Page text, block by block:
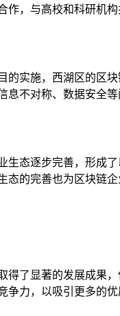
作，与高校和科研机
的实施，西湖区的区
不对称、数据安全
生态逐步完善，形成
的完善也为区块链
得了显著的发展成果
力，以吸引更多的